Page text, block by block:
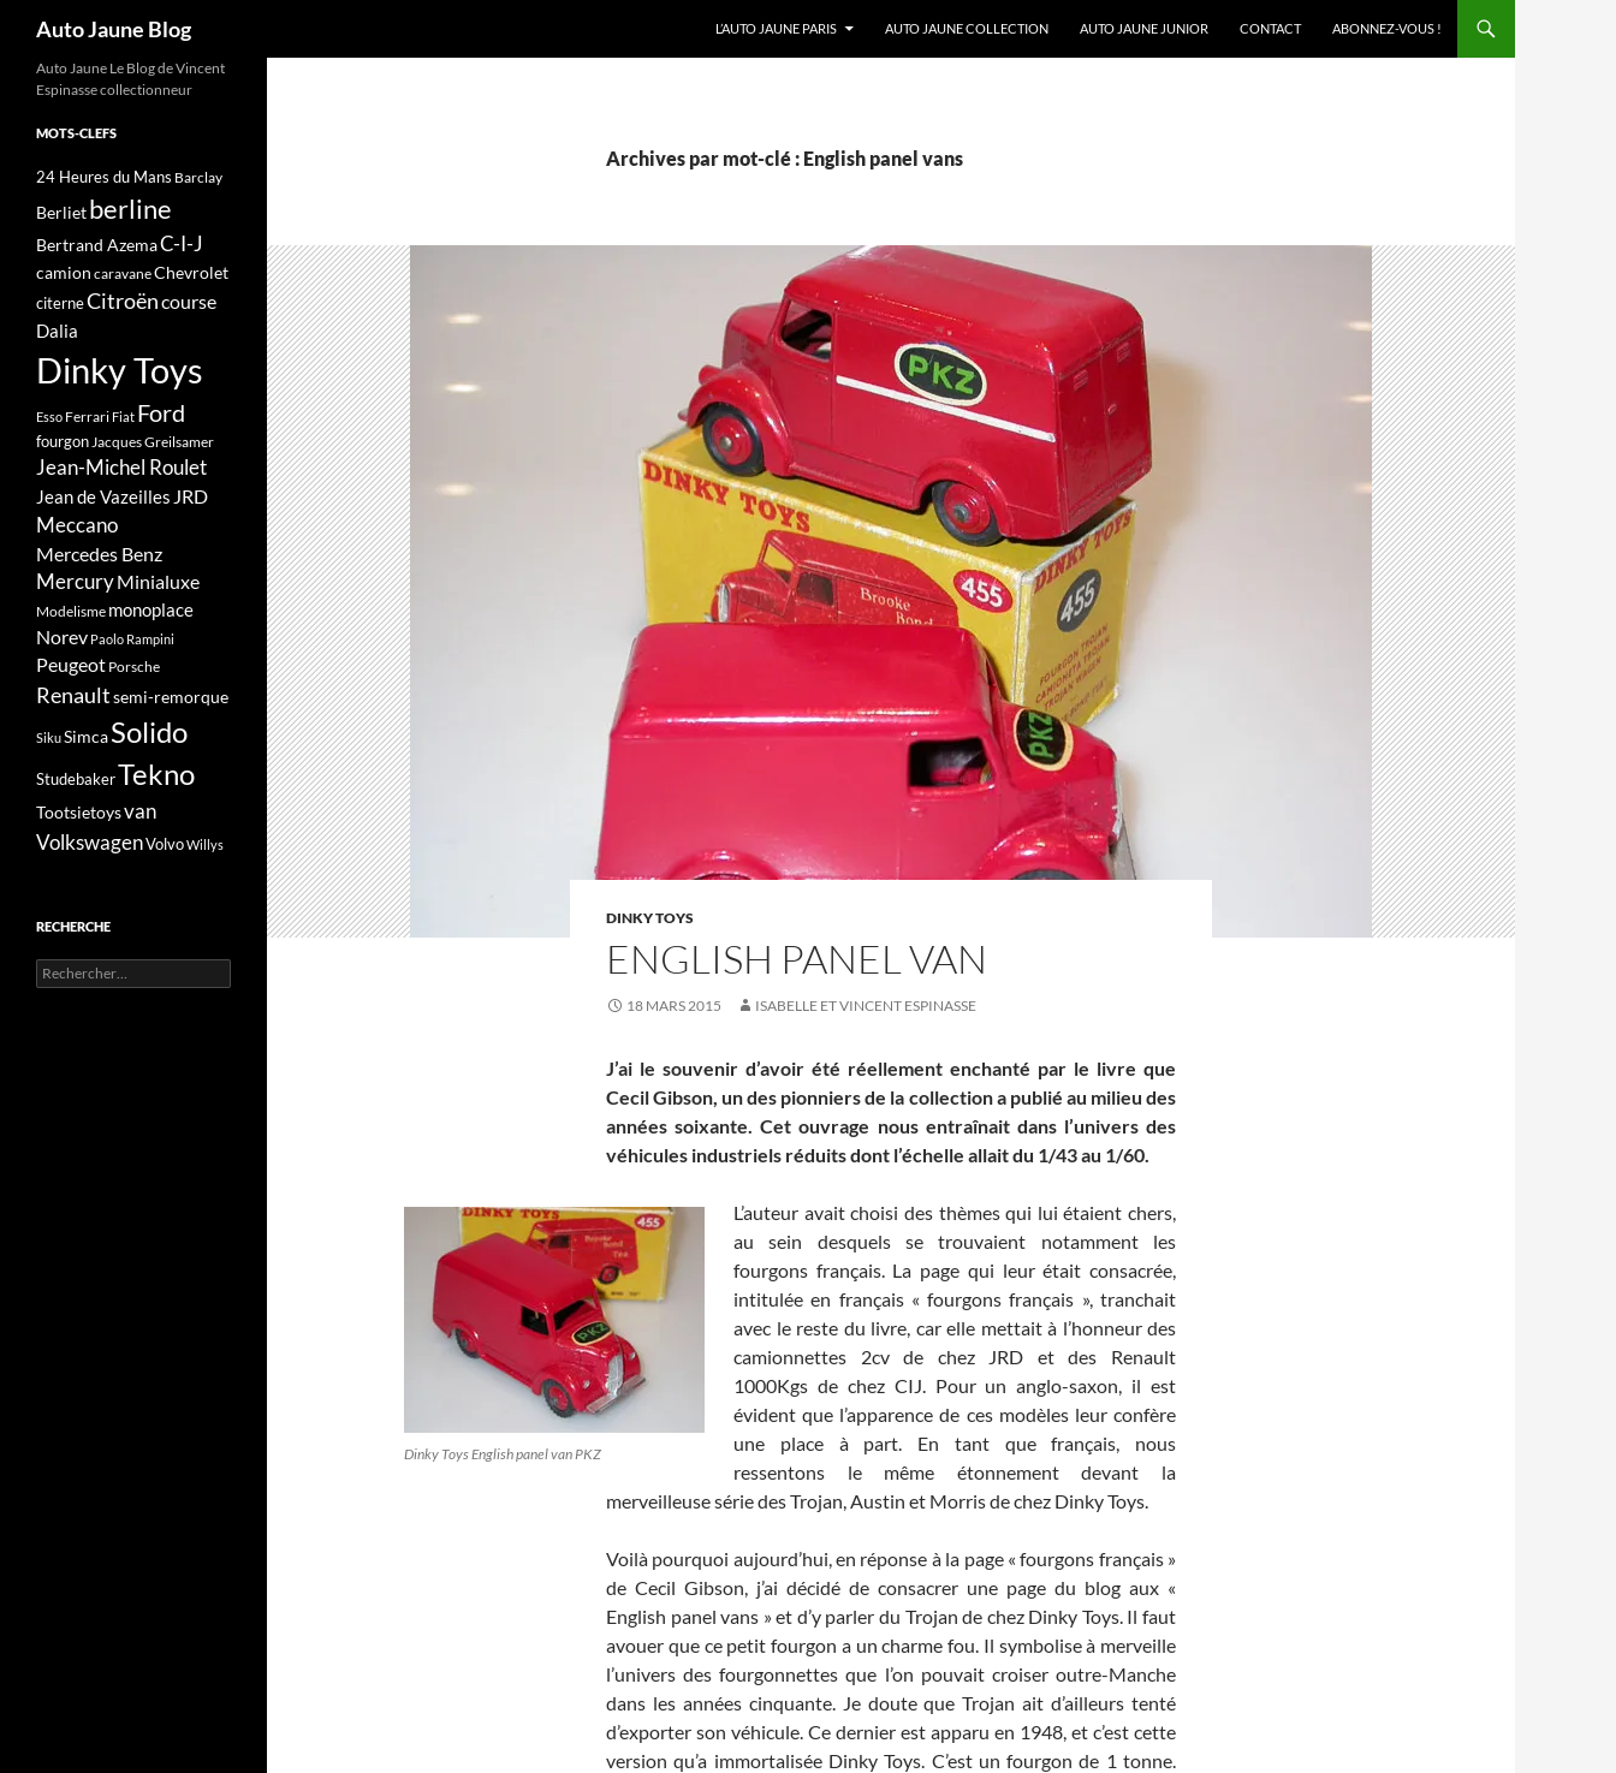
Auto Jaune Blog
L’AUTO JAUNE PARIS
AUTO JAUNE COLLECTION AUTO JAUNE JUNIOR CONTACT ABONNEZ-VOUS !
Archives par mot-clé : English panel vans
DINKY TOYS
ENGLISH PANEL VAN
18 MARS 2015 ISABELLE ET VINCENT ESPINASSE
J’ai le souvenir d’avoir été réellement enchanté par le livre que
Cecil Gibson, un des pionniers de la collection a publié au milieu des
années soixante. Cet ouvrage nous entraînait dans l’univers des
véhicules industriels réduits dont l’échelle allait du 1/43 au 1/60.
Dinky Toys English panel van PKZ
L’auteur avait choisi des thèmes qui lui étaient chers,
au sein desquels se trouvaient notamment les
fourgons français. La page qui leur était consacrée,
intitulée en français « fourgons français », tranchait
avec le reste du livre, car elle mettait à l’honneur des
camionnettes 2cv de chez JRD et des Renault
1000Kgs de chez CIJ. Pour un anglo-saxon, il est
évident que l’apparence de ces modèles leur confère
une place à part. En tant que français, nous
ressentons le même étonnement devant la
merveilleuse série des Trojan, Austin et Morris de chez Dinky Toys.
Voilà pourquoi aujourd’hui, en réponse à la page « fourgons français »
de Cecil Gibson, j’ai décidé de consacrer une page du blog aux «
English panel vans » et d’y parler du Trojan de chez Dinky Toys. Il faut
avouer que ce petit fourgon a un charme fou. Il symbolise à merveille
l’univers des fourgonnettes que l’on pouvait croiser outre-Manche
dans les années cinquante. Je doute que Trojan ait d’ailleurs tenté
d’exporter son véhicule. Ce dernier est apparu en 1948, et c’est cette
version qu’a immortalisée Dinky Toys. C’est un fourgon de 1 tonne.
Auto Jaune Le Blog de Vincent
Espinasse collectionneur
MOTS-CLEFS
24 Heures du Mans Barclay
Berlietberline
Bertrand AzemaC-I-J
camion caravaneChevrolet
citerneCitroëncourse
Dalia
Dinky Toys
Esso Ferrari Fiat Ford
fourgonJacques Greilsamer
Jean-Michel Roulet
Jean de Vazeilles JRD
Meccano
Mercedes Benz
MercuryMinialuxe
Modelisme monoplace
Norev Paolo Rampini
Peugeot Porsche
Renaultsemi-remorque
SikuSimcaSolido
StudebakerTekno
Tootsietoysvan
VolkswagenVolvoWillys
RECHERCHE
Rechercher :